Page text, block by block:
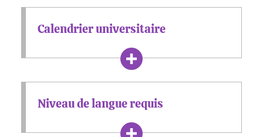
Calendrier universitaire
Niveau de langue requis